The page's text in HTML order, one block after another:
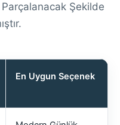
Parçalanacak Şekilde
En Uygun Seçenek